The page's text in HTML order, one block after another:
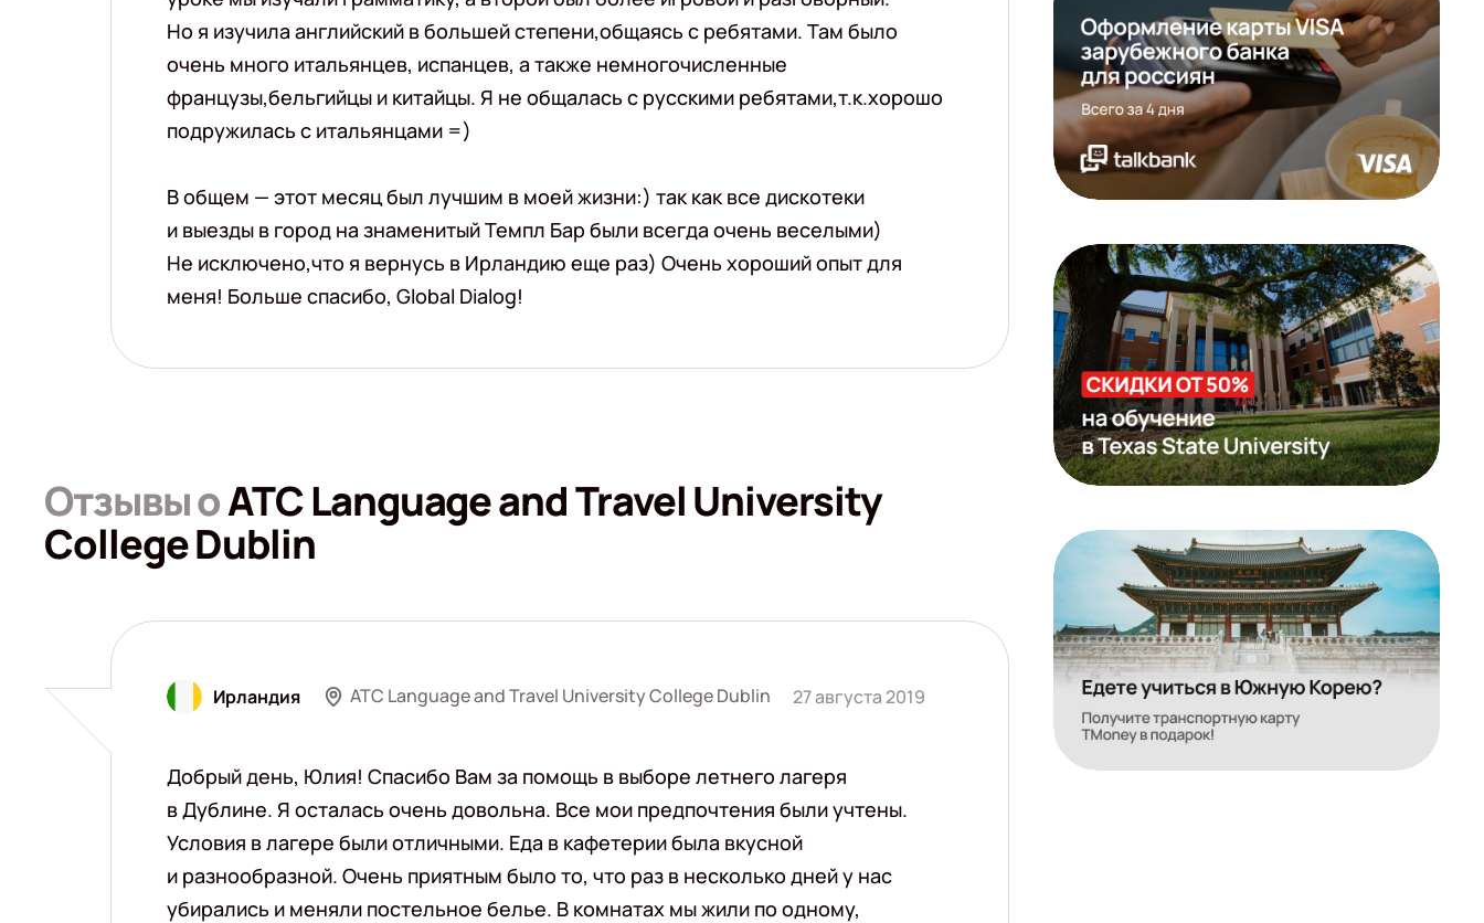
Но я изучила английский в большей степени,общаясь с ребятами. Там было
очень много итальянцев, испанцев, а также немногочисленные
французы,бельгийцы и китайцы. Я не общалась с русскими ребятами,т.к.хорошо
подружилась с итальянцами =)
В общем — этот месяц был лучшим в моей жизни:) так как все дискотеки
и выезды в город на знаменитый Темпл Бар были всегда очень веселыми)
Не исключено,что я вернусь в Ирландию еще раз) Очень хороший опыт для
меня! Больше спасибо, Global Dialog!
Отзывы оATC Language and Travel University
College Dublin
Ирландия ATC Language and Travel University College Dublin 27 августа 2019
Добрый день, Юлия! Спасибо Вам за помощь в выборе летнего лагеря
в Дублине. Я осталась очень довольна. Все мои предпочтения были учтены.
Условия в лагере были отличными. Еда в кафетерии была вкусной
и разнообразной. Очень приятным было то, что раз в несколько дней у нас
убирались и меняли постельное белье. В комнатах мы жили по одному,